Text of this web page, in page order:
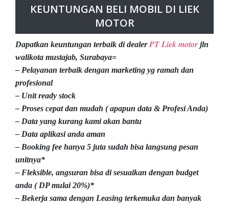
KEUNTUNGAN BELI MOBIL DI LIEK
MOTOR
Dapatkan keuntungan terbaik di dealerPT Liek motor jln
walikota mustajab, Surabaya=
– Pelayanan terbaik dengan marketing yg ramah dan
profesional
– Unit ready stock
– Proses cepat dan mudah ( apapun data & Profesi Anda)
– Data yang kurang kami akan bantu
– Data aplikasi anda aman
– Booking fee hanya 5 juta sudah bisa langsung pesan
unitnya*
– Fleksible, angsuran bisa di sesuaikan dengan budget
anda ( DP mulai 20%)*
– Bekerja sama dengan Leasing terkemuka dan banyak